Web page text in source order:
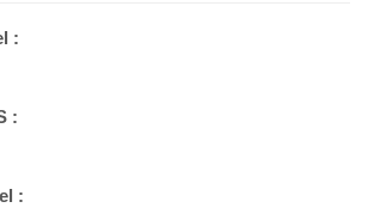
:
:
: